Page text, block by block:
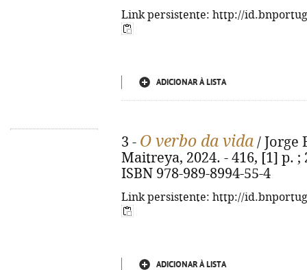
Link persistente: http://
ADICIONAR À LISTA
3 - O verbo da vida / Jorge
Maitreya, 2024. - 416, [1] p.
ISBN 978-989-8994-55-4
Link persistente: http://
ADICIONAR À LISTA